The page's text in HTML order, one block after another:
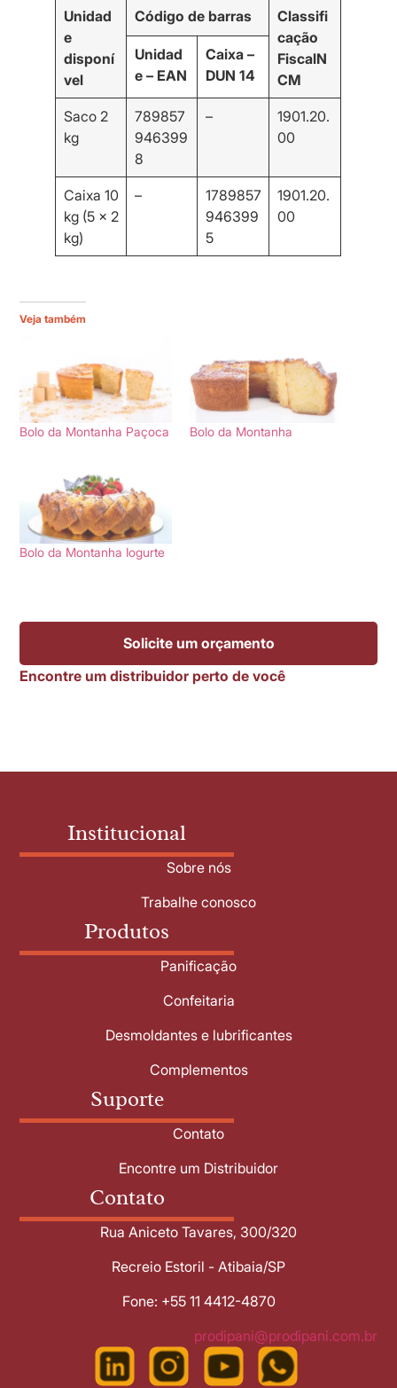
Unidad
e
disponí
vel
Código de barras
Classifi
cação
FiscalN
CM
Unidad
e – EAN
Caixa –
DUN 14
Saco 2
kg
789857
946399
8
–
1901.20.
00
Caixa 10
kg (5 x 2
kg)
–
1789857
946399
5
1901.20.
00
Veja também
Bolo da Montanha Paçoca Bolo da Montanha
Bolo da Montanha Iogurte
Solicite um orçamento
Encontre um distribuidor perto de você
Institucional
Sobre nós
Trabalhe conosco
Produtos
Panificação
Confeitaria
Desmoldantes e lubrificantes
Complementos
Suporte
Contato
Encontre um Distribuidor
Contato
Rua Aniceto Tavares, 300/320
Recreio Estoril - Atibaia/SP
Fone: +55 11 4412-4870
prodipani@prodipani.com.br